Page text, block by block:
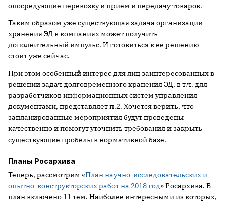
опосредующие перевозку и прием и передачу товаров.
Таким образом уже существующая задача организации
хранения ЭД в компаниях может получить
дополнительный импульс. И готовиться к ее решению
стоит уже сейчас.
При этом особенный интерес для лиц заинтересованных в
решении задач долговременного хранения ЭД, в т.ч. для
разработчиков информационных систем управления
документами, представляет п.2. Хочется верить, что
запланированные мероприятия будут проведены
качественно и помогут уточнить требования и закрыть
существующие пробелы в нормативной базе.
Планы Росархива
Теперь, рассмотрим «План научно-исследовательских и
опытно-конструкторских работ на 2018 год» Росархива. В
план включено 11 тем. Наиболее интересными из которых,